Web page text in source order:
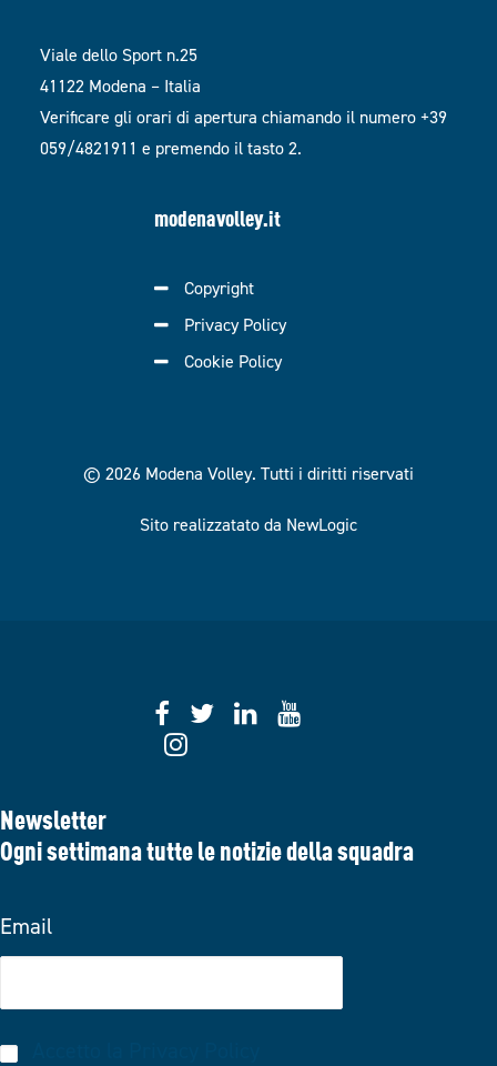
Viale dello Sport n.25
41122 Modena – Italia
Verificare gli orari di apertura chiamando il numero +39
059/4821911 e premendo il tasto 2.
modenavolley.it
Copyright
Privacy Policy
Cookie Policy
© 2026 Modena Volley. Tutti i diritti riservati
Sito realizzatato da NewLogic
Newsletter
Ogni settimana tutte le notizie della squadra
Email